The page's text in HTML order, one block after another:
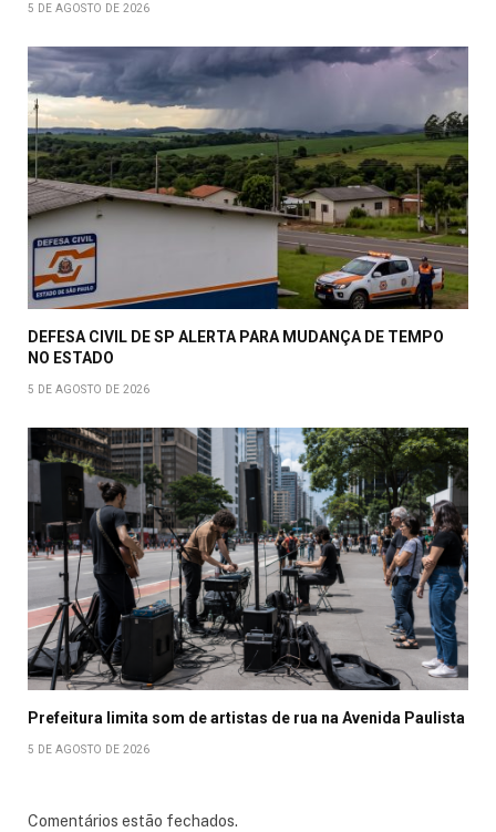
5 DE AGOSTO DE 2026
DEFESA CIVIL DE SP ALERTA PARA MUDANÇA DE TEMPO
NO ESTADO
5 DE AGOSTO DE 2026
Prefeitura limita som de artistas de rua na Avenida Paulista
5 DE AGOSTO DE 2026
Comentários estão fechados.